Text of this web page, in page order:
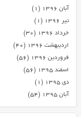
آبان ۱۳۹۶
(۱)
تیر ۱۳۹۶
(۱)
خرداد ۱۳۹۶
(۳۰)
اردیبهشت ۱۳۹۶
(۴۰)
فروردین ۱۳۹۶
(۵۶)
اسفند ۱۳۹۵
(۵۶)
دی ۱۳۹۵
(۱)
آبان ۱۳۹۵
(۵۴)